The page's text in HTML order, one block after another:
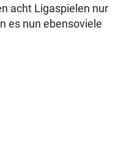
acht Ligaspielen nur
es nun ebensoviele